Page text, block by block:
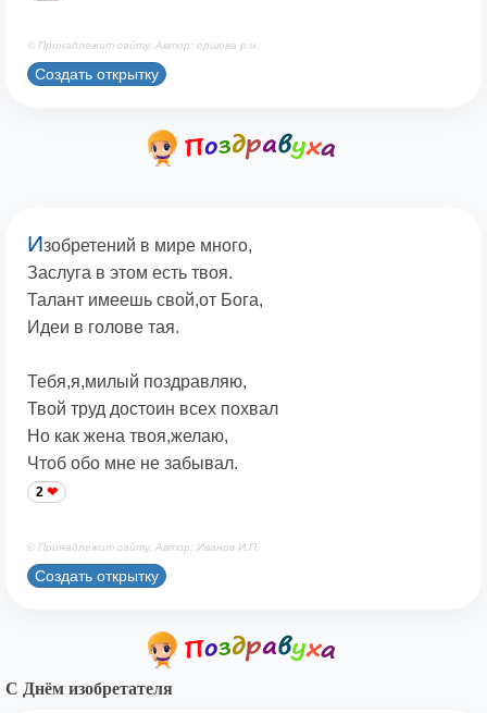
© Принадлежит сайту. Автор: ершова р.н.
Создать открытку
Изобретений в мире много,
Заслуга в этом есть твоя.
Талант имеешь свой,от Бога,
Идеи в голове тая.
Тебя,я,милый поздравляю,
Твой труд достоин всех похвал
Но как жена твоя,желаю,
Чтоб обо мне не забывал.
2
© Принадлежит сайту. Автор: Иванов И.П.
Создать открытку
С Днём изобретателя